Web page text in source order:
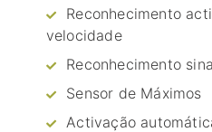
Reconhecimento
velocidade
Reconhecimento
Sensor de Máximos
Activação